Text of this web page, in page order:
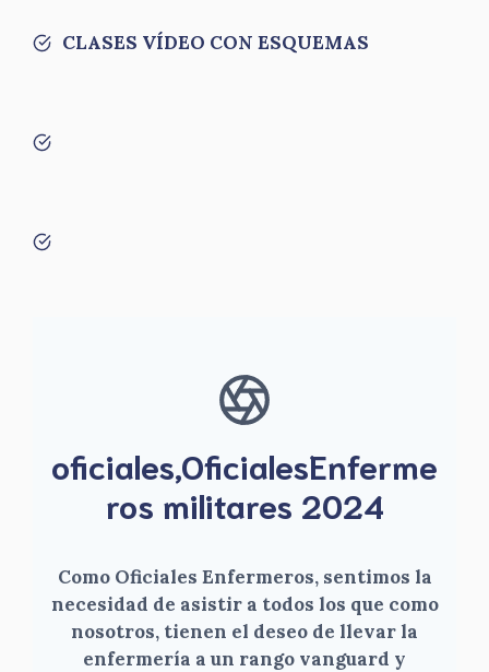
CLASES VÍDEO CON ESQUEMAS
oficiales,OficialesEnferme
ros militares 2024
Como Oficiales Enfermeros, sentimos la
necesidad de asistir a todos los que como
nosotros, tienen el deseo de llevar la
enfermería a un rango vanguard y